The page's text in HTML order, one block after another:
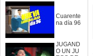
Cuarente
na día 96
JUGAND
O UN JU